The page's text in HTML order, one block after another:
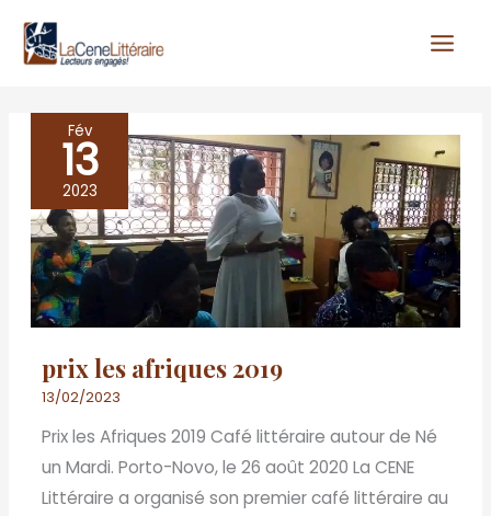
Fév
13
2023
prix les afriques 2019
13/02/2023
Prix les Afriques 2019 Café littéraire autour de Né
un Mardi. Porto-Novo, le 26 août 2020 La CENE
Littéraire a organisé son premier café littéraire au
les
afriques
2019